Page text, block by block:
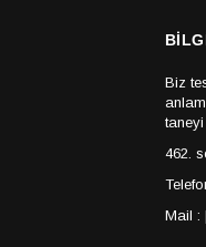
biridir.
Biz
462.
Mail :